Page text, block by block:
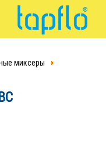
миксеры